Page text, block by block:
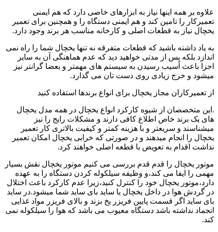
علاوه بر همه اینها نیاز به ابزارهای خاصی دارد که هم ایمنی
تعمیرکار را تامین کند و هم ایمنی دستگاه را و همچنین برای تعمیر
یخچال نیاز به قطعات اصلی و کارخانه مناسب هر برند وجود دارد.
به یاد داشته باشید که قطعات متفرقه نه تنها یخچال شما را راه نمی
اندازد بلکه پس از مدتی خواهید دید که عدم هماهنگی آن به سایر
اجزا باعث آسیب رسیدن به سیستم های مهمتر و بعضا گرانتر نیز
میشود و خرج زیادی روی دست تان می گذارد.
از تعمیرکاران مجاز یخچال برای انواع برندها استفاده کنید
.این متخصصان از شیوه کارکرد انواع یخچال در همه مدل یخچال
های یک برند خاص اطلاع کافی دارند و مشکلات رایج را نیز
میشناسند و سریعتر و با هزینه کمتر و کیفیت بالاتری کار تعمیر
یخچال را انجام میدهند و در صورتی که خرابی یخچال امکان تعمیر
نداشت اقدام به تعویض با قطعه اصلی خواهند کرد.
موتور یخچال را قدم قدم بررسی می کنیم موتور یخچال نقش بسیار
مهمی را ایفا می کند،و وظیفه سیلکوله کردن دستگاه را به عهده
دارد،موتور یخچال خود را کنترل کنید،زیرا عدم کارکرد باعث اختلال
در گردش هوا در داخل یخچال یا ساید بای ساید شما میشود.در ساید
بای ساید اگر قسمت پایین فریزر یخ بزند و بالای فریزر مواد غذایی
انجماد نداشته باشد دستگاه معیوب می باشد که هوا را سیلکوله نمی
کند.